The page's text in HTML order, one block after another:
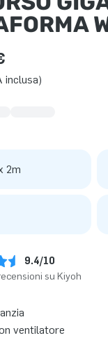
inclusa)
2m
9.4/10
su Kiyoh
ventilatore